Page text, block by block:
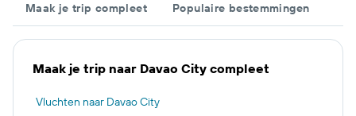
Maak je trip compleet Populaire bestemmingen
Maak je trip naar Davao City compleet
Vluchten naar Davao City